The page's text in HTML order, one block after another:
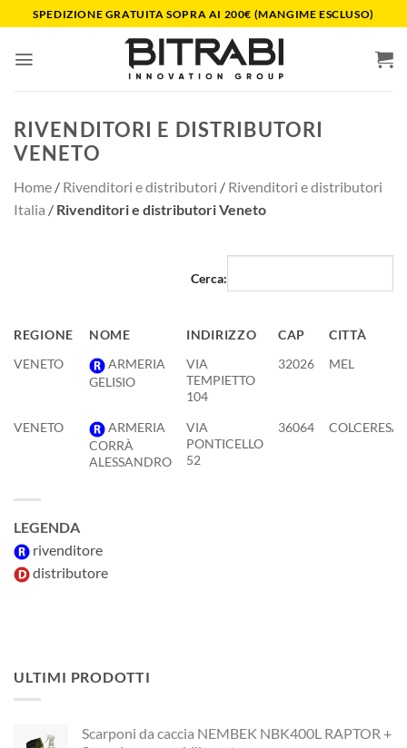
ai
contenuti
SPEDIZIONE GRATUITA SOPRA AI 200€ (MANGIME ESCLUSO)
RIVENDITORI E DISTRIBUTORI
VENETO
Home / Rivenditori e distributori / Rivenditori e distributori
Italia / Rivenditori e distributori Veneto
Cerca:
REGIONE NOME INDIRIZZO CAP
CITTÀ
NOME
VENETO
ARMERIA
GELISIO
VIA
TEMPIETTO
104
32026 MEL
VENETO
ARMERIA
CORRÀ
ALESSANDRO
VIA
PONTICELLO
52
36064 COLCERESA
LEGENDA
rivenditore
distributore
ULTIMI PRODOTTI
Scarponi da caccia NEMBEK NBK400L RAPTOR +